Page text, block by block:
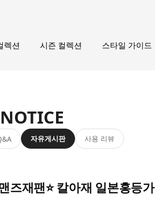
렉션 시즌 컬렉션 스타일 가이드
NOTICE
자유게시판 사용 리뷰
재팬⭐ 칼아재 일본홍등가